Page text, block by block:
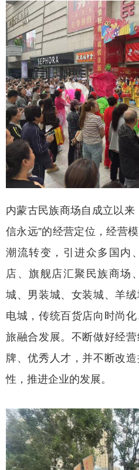
内蒙古民族商场自成立以来
信永远”的经营定位，经营
潮流转变，引进众多国内
店、旗舰店汇聚民族商场
城、男装城、女装城、羊
电城，传统百货店向时尚
旅融合发展。不断做好经
牌、优秀人才，并不断改
性，推进企业的发展。